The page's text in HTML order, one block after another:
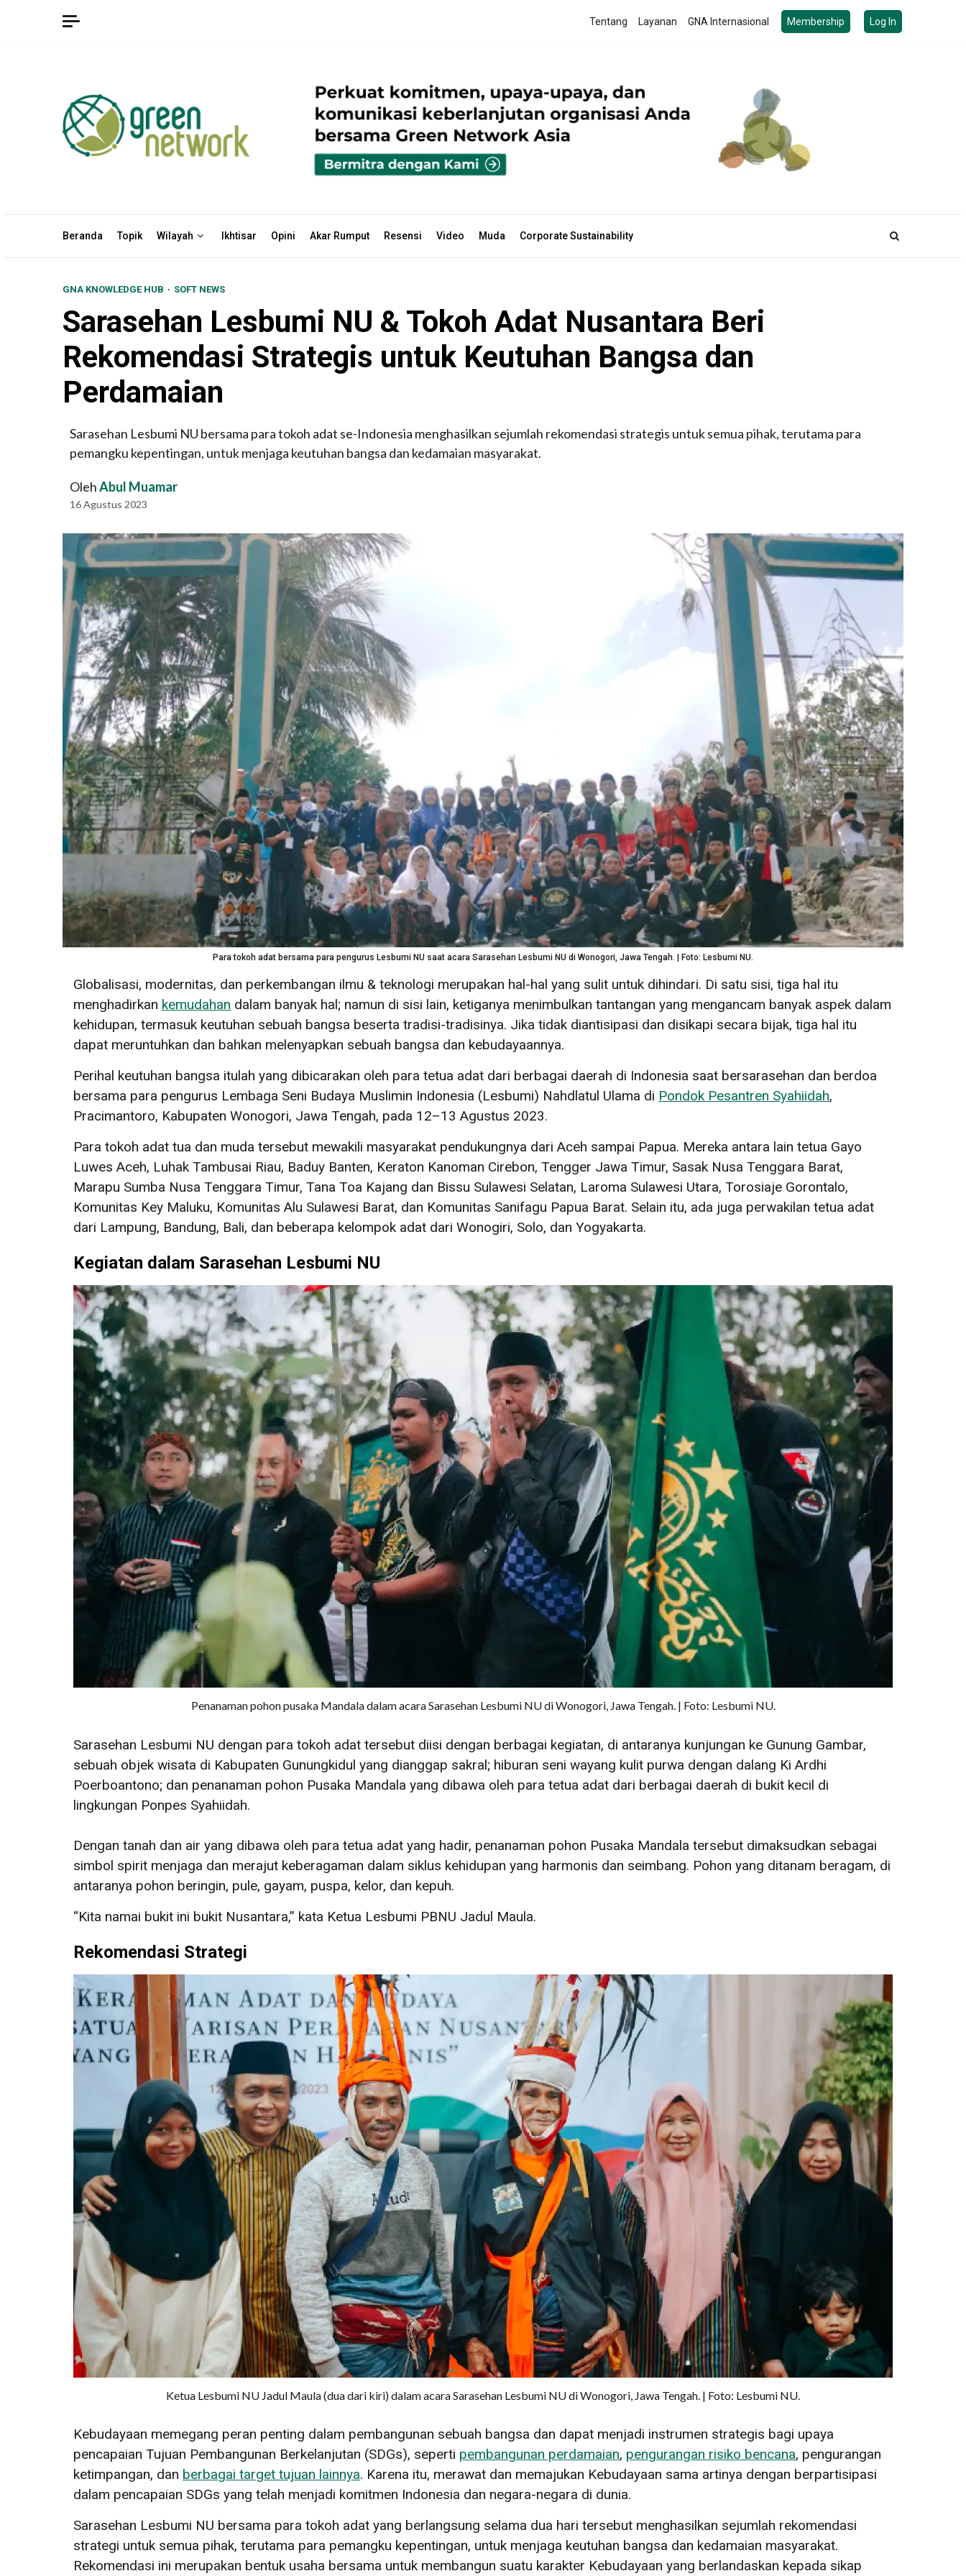
Tentang Layanan GNA Internasional Membership Log In
Beranda Topik Wilayah Ikhtisar Opini Akar Rumput Resensi Video Muda Corporate Sustainability
GNA KNOWLEDGE HUB SOFT NEWS
Sarasehan Lesbumi NU & Tokoh Adat Nusantara Beri
Rekomendasi Strategis untuk Keutuhan Bangsa dan
Perdamaian
Sarasehan Lesbumi NU bersama para tokoh adat se-Indonesia menghasilkan sejumlah rekomendasi strategis untuk semua pihak, terutama para
pemangku kepentingan, untuk menjaga keutuhan bangsa dan kedamaian masyarakat.
OlehAbul Muamar
16 Agustus 2023
Para tokoh adat bersama para pengurus Lesbumi NU saat acara Sarasehan Lesbumi NU di Wonogori, Jawa Tengah. | Foto: Lesbumi NU.
Globalisasi, modernitas, dan perkembangan ilmu & teknologi merupakan hal-hal yang sulit untuk dihindari. Di satu sisi, tiga hal itu
menghadirkan kemudahan dalam banyak hal; namun di sisi lain, ketiganya menimbulkan tantangan yang mengancam banyak aspek dalam
kehidupan, termasuk keutuhan sebuah bangsa beserta tradisi-tradisinya. Jika tidak diantisipasi dan disikapi secara bijak, tiga hal itu
dapat meruntuhkan dan bahkan melenyapkan sebuah bangsa dan kebudayaannya.
Perihal keutuhan bangsa itulah yang dibicarakan oleh para tetua adat dari berbagai daerah di Indonesia saat bersarasehan dan berdoa
bersama para pengurus Lembaga Seni Budaya Muslimin Indonesia (Lesbumi) Nahdlatul Ulama di Pondok Pesantren Syahiidah,
Pracimantoro, Kabupaten Wonogori, Jawa Tengah, pada 12–13 Agustus 2023.
Para tokoh adat tua dan muda tersebut mewakili masyarakat pendukungnya dari Aceh sampai Papua. Mereka antara lain tetua Gayo
Luwes Aceh, Luhak Tambusai Riau, Baduy Banten, Keraton Kanoman Cirebon, Tengger Jawa Timur, Sasak Nusa Tenggara Barat,
Marapu Sumba Nusa Tenggara Timur, Tana Toa Kajang dan Bissu Sulawesi Selatan, Laroma Sulawesi Utara, Torosiaje Gorontalo,
Komunitas Key Maluku, Komunitas Alu Sulawesi Barat, dan Komunitas Sanifagu Papua Barat. Selain itu, ada juga perwakilan tetua adat
dari Lampung, Bandung, Bali, dan beberapa kelompok adat dari Wonogiri, Solo, dan Yogyakarta.
Kegiatan dalam Sarasehan Lesbumi NU
Penanaman pohon pusaka Mandala dalam acara Sarasehan Lesbumi NU di Wonogori, Jawa Tengah. | Foto: Lesbumi NU.
Sarasehan Lesbumi NU dengan para tokoh adat tersebut diisi dengan berbagai kegiatan, di antaranya kunjungan ke Gunung Gambar,
sebuah objek wisata di Kabupaten Gunungkidul yang dianggap sakral; hiburan seni wayang kulit purwa dengan dalang Ki Ardhi
Poerboantono; dan penanaman pohon Pusaka Mandala yang dibawa oleh para tetua adat dari berbagai daerah di bukit kecil di
lingkungan Ponpes Syahiidah.
Dengan tanah dan air yang dibawa oleh para tetua adat yang hadir, penanaman pohon Pusaka Mandala tersebut dimaksudkan sebagai
simbol spirit menjaga dan merajut keberagaman dalam siklus kehidupan yang harmonis dan seimbang. Pohon yang ditanam beragam, di
antaranya pohon beringin, pule, gayam, puspa, kelor, dan kepuh.
“Kita namai bukit ini bukit Nusantara,” kata Ketua Lesbumi PBNU Jadul Maula.
Rekomendasi Strategi
Ketua Lesbumi NU Jadul Maula (dua dari kiri) dalam acara Sarasehan Lesbumi NU di Wonogori, Jawa Tengah. | Foto: Lesbumi NU.
Kebudayaan memegang peran penting dalam pembangunan sebuah bangsa dan dapat menjadi instrumen strategis bagi upaya
pencapaian Tujuan Pembangunan Berkelanjutan (SDGs), seperti pembangunan perdamaian, pengurangan risiko bencana, pengurangan
ketimpangan, dan berbagai target tujuan lainnya. Karena itu, merawat dan memajukan Kebudayaan sama artinya dengan berpartisipasi
dalam pencapaian SDGs yang telah menjadi komitmen Indonesia dan negara-negara di dunia.
Sarasehan Lesbumi NU bersama para tokoh adat yang berlangsung selama dua hari tersebut menghasilkan sejumlah rekomendasi
strategi untuk semua pihak, terutama para pemangku kepentingan, untuk menjaga keutuhan bangsa dan kedamaian masyarakat.
Rekomendasi ini merupakan bentuk usaha bersama untuk membangun suatu karakter Kebudayaan yang berlandaskan kepada sikap